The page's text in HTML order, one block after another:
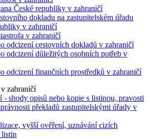
České republiky v zahraničí
dokladu na zastupitelském úřadu
v zahraničí
v zahraničí
odcizení cestovních dokladů v zahraničí
odcizení důležitých osobních potřeb v
odcizení finančních prostředků v zahraničí
zahraničí
- shody opisů nebo kopie s listinou, pravosti
překladů zastupitelskými úřady v
vyšší ověření, uznávání cizích